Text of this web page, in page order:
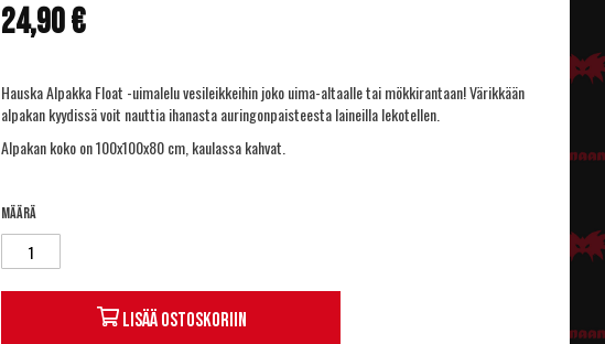
24,90 €
Hauska Alpakka Float -uimalelu vesileikkeihin joko uima-altaalle tai mökkirantaan! Värikkään
alpakan kyydissä voit nauttia ihanasta auringonpaisteesta laineilla lekotellen.
Alpakan koko on 100x100x80 cm, kaulassa kahvat.
Määrä
Lisää ostoskoriin